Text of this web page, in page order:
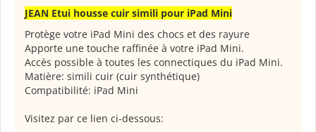
JEAN Etui housse cuir simili pour iPad Mini
Protège votre iPad Mini des chocs et des rayure
Apporte une touche raffinée à votre iPad Mini.
Accès possible à toutes les connectiques du iPad Mini.
Matière: simili cuir (cuir synthétique)
Compatibilité: iPad Mini
Visitez par ce lien ci-dessous: